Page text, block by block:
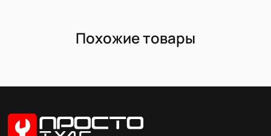
Похожие товары